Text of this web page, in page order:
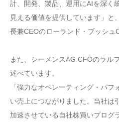
計、開発、製品、運用にAIを深く
見える価値を提供しています」と
長兼CEOのローランド・ブッシュ
また、シーメンスAG CFOのラル
述べています。
「強力なオペレーティング・パ
い売上につながりました。当社は
加速させている自社株買いプログ